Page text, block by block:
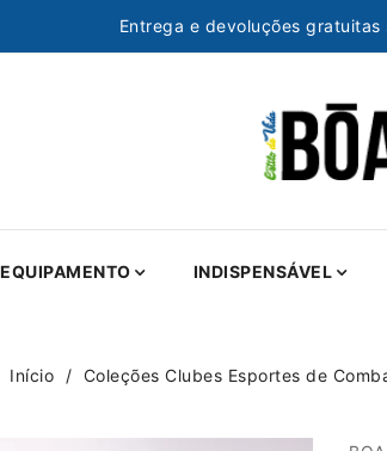
Entrega e devoluções
EQUIPAMENTO INDISPENSÁVEL
Início Coleções Clubes Esportes de